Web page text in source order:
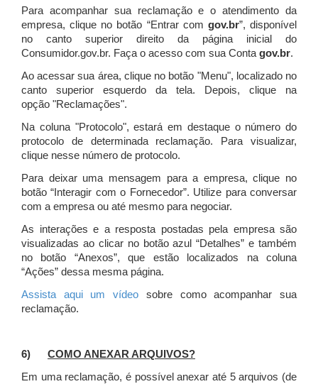
Para acompanhar sua reclamação e o atendimento da
empresa, clique no botão “Entrar com gov.br”, disponível
no canto superior direito da página inicial do
Consumidor.gov.br. Faça o acesso com sua Contagov.br.
Ao acessar sua área, clique no botão "Menu", localizado no
canto superior esquerdo da tela. Depois, clique na
opção "Reclamações".
Na coluna "Protocolo", estará em destaque o número do
protocolo de determinada reclamação. Para visualizar,
clique nesse número de protocolo.
Para deixar uma mensagem para a empresa, clique no
botão “Interagir com o Fornecedor”. Utilize para conversar
com a empresa ou até mesmo para negociar.
As interações e a resposta postadas pela empresa são
visualizadas ao clicar no botão azul “Detalhes” e também
no botão “Anexos”, que estão localizados na coluna
“Ações” dessa mesma página.
Assista aqui um vídeo sobre como acompanhar sua
reclamação.
6) COMO ANEXAR ARQUIVOS?
Em uma reclamação, é possível anexar até 5 arquivos (de